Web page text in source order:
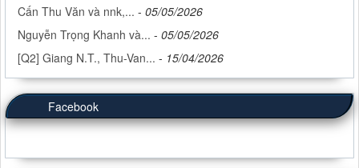
Cấn Thu Văn và nnk,... - 05/05/2026
Nguyễn Trọng Khanh và... - 05/05/2026
[Q2] Giang N.T., Thu-Van... - 15/04/2026
Facebook